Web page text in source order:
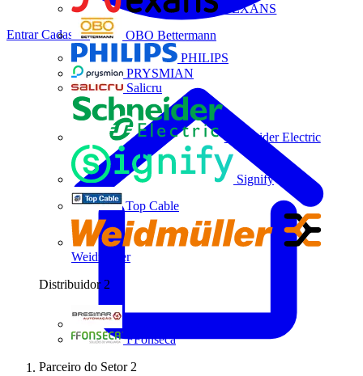
NEXANS
OBO Bettermann
PHILIPS
PRYSMIAN
Salicru
Schneider Electric
Signify
Top Cable
Weidmüller
Distribuidor 2
FFonseca
Parceiro do Setor 2
EntrarCadastrar